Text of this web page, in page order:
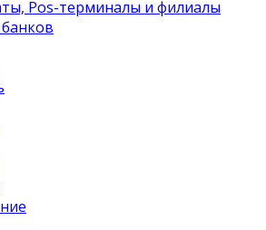
Pos-терминалы и филиалы